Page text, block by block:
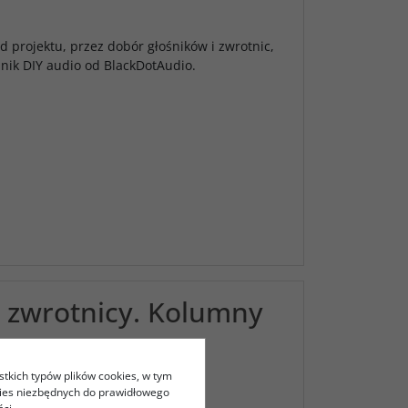
projektu, przez dobór głośników i zwrotnic,
DIY audio od BlackDotAudio.
Kolumny
typów plików cookies, w tym
niezbędnych do prawidłowego